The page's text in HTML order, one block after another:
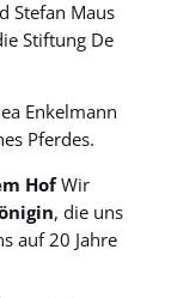
Stefan Maus
Stiftung De
Enkelmann
Pferdes.
HofWir
, die uns
auf 20 Jahre